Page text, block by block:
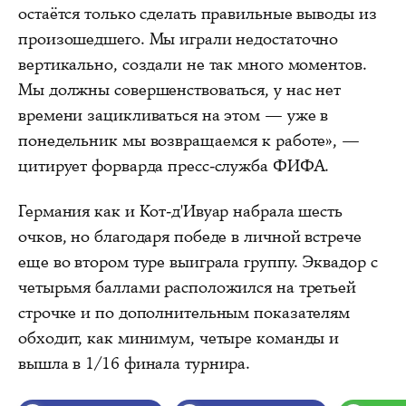
остаётся только сделать правильные выводы из
произошедшего. Мы играли недостаточно
вертикально, создали не так много моментов.
Мы должны совершенствоваться, у нас нет
времени зацикливаться на этом — уже в
понедельник мы возвращаемся к работе», —
цитирует форварда пресс-служба ФИФА.
Германия как и Кот-д'Ивуар набрала шесть
очков, но благодаря победе в личной встрече
еще во втором туре выиграла группу. Эквадор с
четырьмя баллами расположился на третьей
строчке и по дополнительным показателям
обходит, как минимум, четыре команды и
вышла в 1/16 финала турнира.